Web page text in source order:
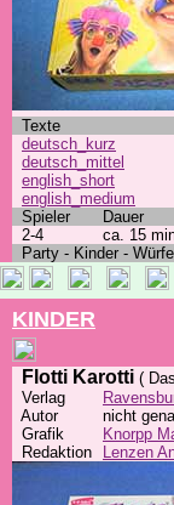
Texte
deutsch_kurz
deutsch_mittel
english_short
english_medium
Spieler Dauer
2-4
ca. 15
Party - Kinder - Würfel
KINDER
Flotti Karotti (
Verlag
Autor
nicht
Grafik
Knorpp
Redaktion
Lenzen